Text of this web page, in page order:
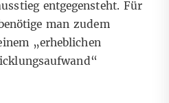
entgegensteht. Für
man zudem
„erheblichen